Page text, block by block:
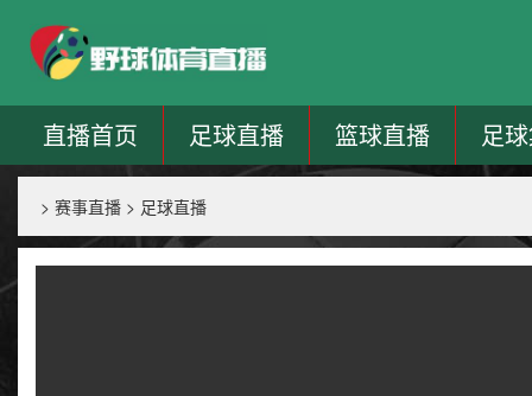
直播首页 足球直播 篮球直播 足
> 赛事直播 > 足球直播